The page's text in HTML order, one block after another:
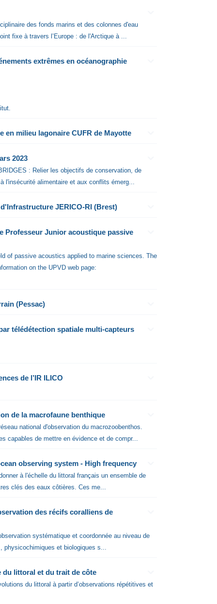
des fonds marins et des colonnes d'eau
fixe à travers l’Europe : de l'Arctique à ...
extrêmes en océanographie
en milieu lagonaire CUFR de Mayotte
2023
: Relier les objectifs de conservation, de
alimentaire et aux conflits émerg...
JERICO-RI (Brest)
Professeur Junior acoustique passive
of passive acoustics applied to marine sciences. The
on the UPVD web page:
(Pessac)
télédétection spatiale multi-capteurs
de l’IR ILICO
de la macrofaune benthique
national d'observation du macrozoobenthos.
capables de mettre en évidence et de compr...
observing system - High frequency
à l'échelle du littoral français un ensemble de
clés des eaux côtières. Ces me...
des récifs coralliens de
systématique et coordonnée au niveau de
et biologiques s...
du littoral et du trait de côte
du littoral à partir d’observations répétitives et